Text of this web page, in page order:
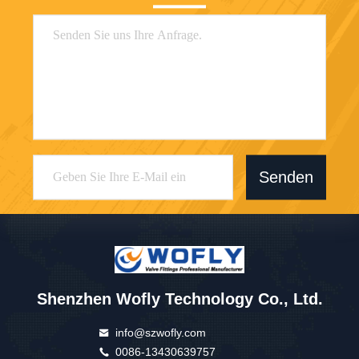
Senden
Shenzhen Wofly Technology Co., Ltd.
info@szwofly.com
0086-13430639757